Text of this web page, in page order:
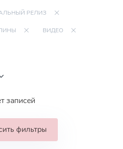
РЕЛИЗ
ВИДЕО
записей
фильтры